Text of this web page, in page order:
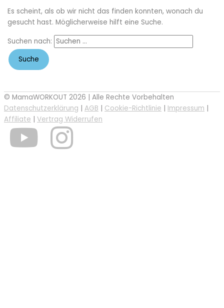
Es scheint, als ob wir nicht das finden konnten, wonach du
gesucht hast. Möglicherweise hilft eine Suche.
Suchen nach:
© MamaWORKOUT 2026 | Alle Rechte Vorbehalten
Datenschutzerklärung | AGB | Cookie-Richtlinie | Impressum |
Affiliate | Vertrag Widerrufen